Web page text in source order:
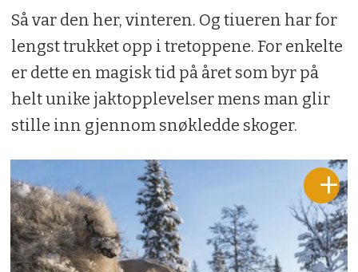
Så var den her, vinteren. Og tiueren har for
lengst trukket opp i tretoppene. For enkelte
er dette en magisk tid på året som byr på
helt unike jaktopplevelser mens man glir
stille inn gjennom snøkledde skoger.